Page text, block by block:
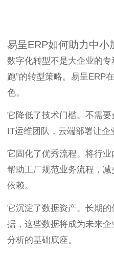
易呈ERP如何助力中小
数字化转型不是大企业的
跑”的转型策略。易呈ERP
色。
它降低了技术门槛。不需
IT运维团队，云端部署让企
它固化了优秀流程。将行业
帮助工厂规范业务流程，减
依赖。
它沉淀了数据资产。长期
据，这些数据将成为未来
分析的基础底座。